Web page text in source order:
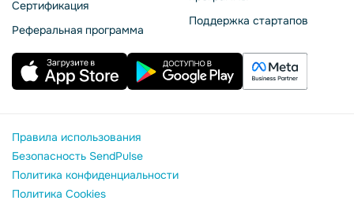
Сертификация
Реферальная программа
Поддержка стартапов
Правила использования
Безопасность SendPulse
Политика конфиденциальности
Политика Cookies